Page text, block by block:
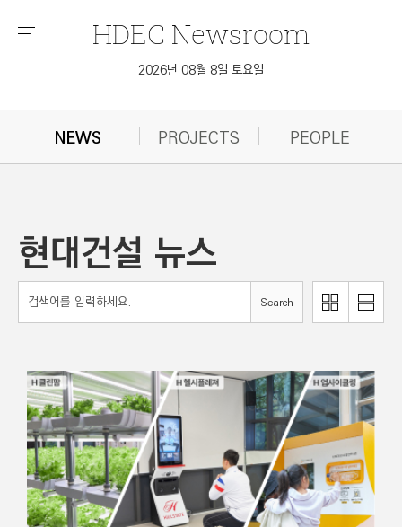
메
HDEC Newsroom
2026년 08월 8일 토요일
NEWS PROJECTS PEOPLE
현대건설 뉴스
Search
이
로
보
기
리
스
보
기